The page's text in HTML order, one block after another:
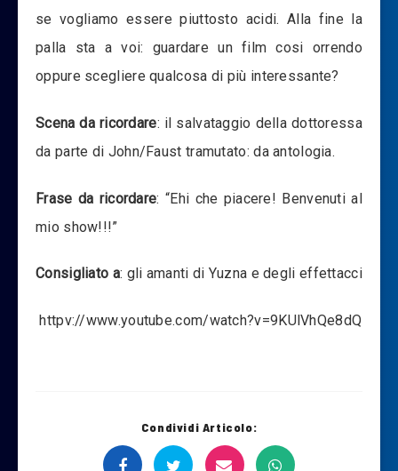
se vogliamo essere piuttosto acidi. Alla fine la
palla sta a voi: guardare un film cosi orrendo
oppure scegliere qualcosa di più interessante?
Scena da ricordare: il salvataggio della dottoressa
da parte di John/Faust tramutato: da antologia.
Frase da ricordare: “Ehi che piacere! Benvenuti al
mio show!!!”
Consigliato a: gli amanti di Yuzna e degli effettacci
httpv://www.youtube.com/watch?v=9KUlVhQe8dQ
Condividi Articolo: